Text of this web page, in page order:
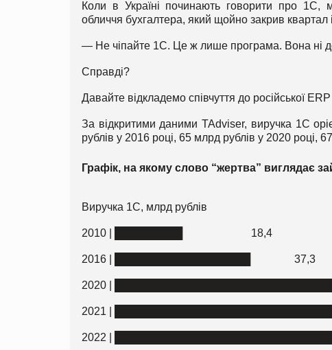
Коли в Україні починають говорити про 1С,
обличчя бухгалтера, який щойно закрив квартал
— Не чіпайте 1С. Це ж лише програма. Вона ні до
Справді?
Давайте відкладемо співчуття до російської
За відкритими даними TAdviser, виручка 1С
рублів у 2016 році, 65 млрд рублів у 2020 році,
Графік, на якому слово “жертва” виглядає
Виручка 1С, млрд рублів
2010 | █████████ 18,4
2016 | ██████████████████ 37,3
2020 |
2021 |
2022 |